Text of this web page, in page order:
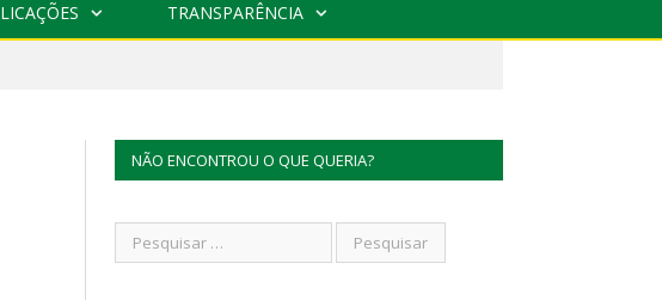
TRANSPARÊNCIA
NÃO ENCONTROU O QUE QUERIA?